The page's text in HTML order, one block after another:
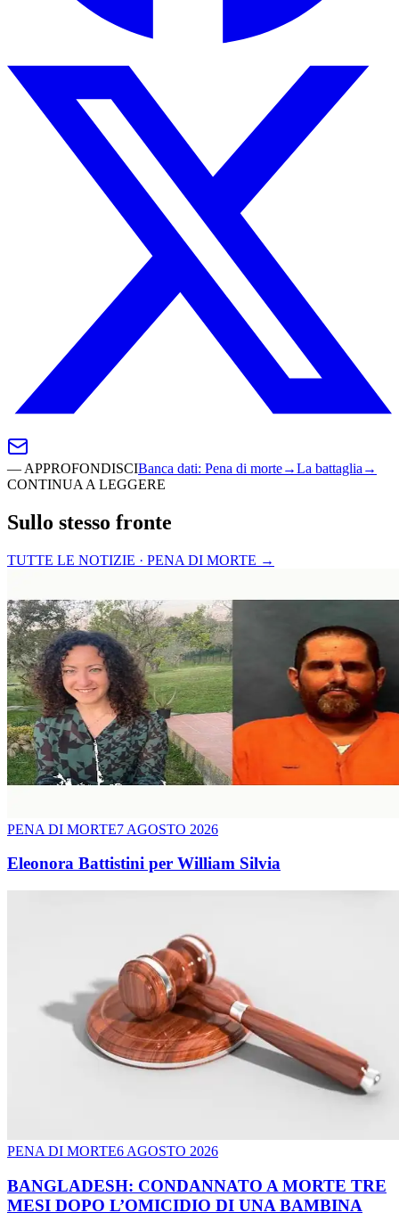
— APPROFONDISCIBanca dati: Pena di morte→La battaglia →
CONTINUA A LEGGERE
Sullo stesso fronte
TUTTE LE NOTIZIE · PENA DI MORTE →
PENA DI MORTE7 AGOSTO 2026
Eleonora Battistini per William Silvia
PENA DI MORTE6 AGOSTO 2026
BANGLADESH: CONDANNATO A MORTE TRE
MESI DOPO L’OMICIDIO DI UNA BAMBINA